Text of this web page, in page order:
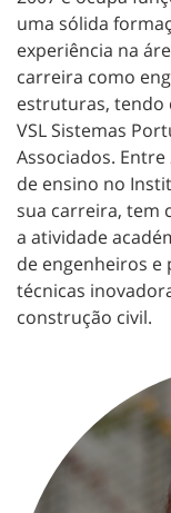
uma sólida
experiência na
carreira como
estruturas, tendo
VSL Sistemas
Associados.
de ensino no
sua carreira, tem
a atividade
de engenheiros e
técnicas
construção civil.